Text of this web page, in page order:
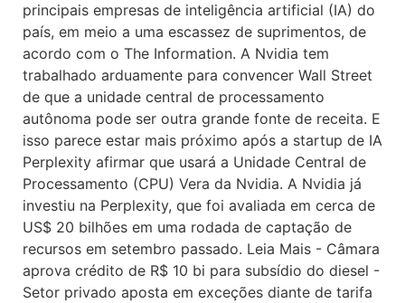
principais empresas de inteligência artificial (IA) do
país, em meio a uma escassez de suprimentos, de
acordo com o The Information. A Nvidia tem
trabalhado arduamente para convencer Wall Street
de que a unidade central de processamento
autônoma pode ser outra grande fonte de receita. E
isso parece estar mais próximo após a startup de IA
Perplexity afirmar que usará a Unidade Central de
Processamento (CPU) Vera da Nvidia. A Nvidia já
investiu na Perplexity, que foi avaliada em cerca de
US$ 20 bilhões em uma rodada de captação de
recursos em setembro passado. Leia Mais - Câmara
aprova crédito de R$ 10 bi para subsídio do diesel -
Setor privado aposta em exceções diante de tarifa